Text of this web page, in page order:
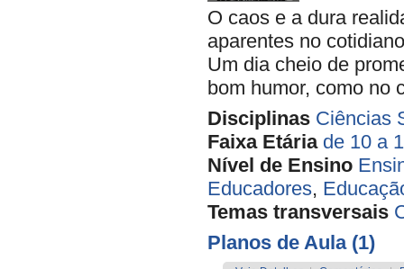
O caos e a dura
aparentes no
Um dia cheio de
bom humor, como no
Disciplinas Ciências
Faixa Etária de 10 a
Nível de Ensino
Educadores,
Temas transversais
Planos de Aula (1)